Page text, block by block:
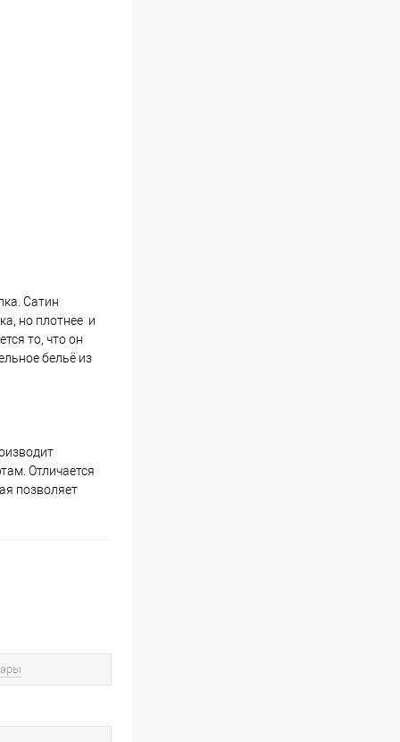
Сатин
но плотнее и
то, что он
бельё из
Отличается
позволяет